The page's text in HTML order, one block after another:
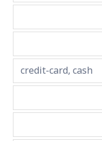
credit-card, cash